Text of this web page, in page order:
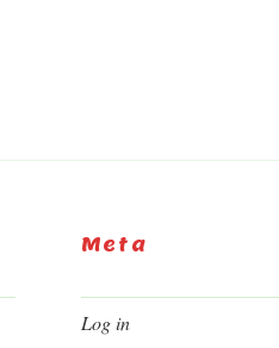
Meta
Log in